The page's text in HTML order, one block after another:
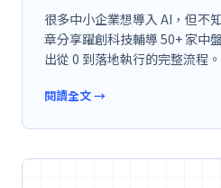
很多中小企業想導入 AI，但不
章分享躍創科技輔導 50+ 家中
出從 0 到落地執行的完整流程。
閱讀全文→